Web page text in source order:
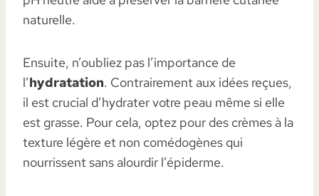
naturelle.
Ensuite, n’oubliez pas l’importance de
l’hydratation. Contrairement aux idées reçues,
il est crucial d’hydrater votre peau même si elle
est grasse. Pour cela, optez pour des crèmes à la
texture légère et non comédogènes qui
nourrissent sans alourdir l’épiderme.